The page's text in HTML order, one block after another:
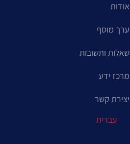
אודות
ערך מוסף
שאלות ותשובות
מרכז ידע
יצירת קשר
עברית